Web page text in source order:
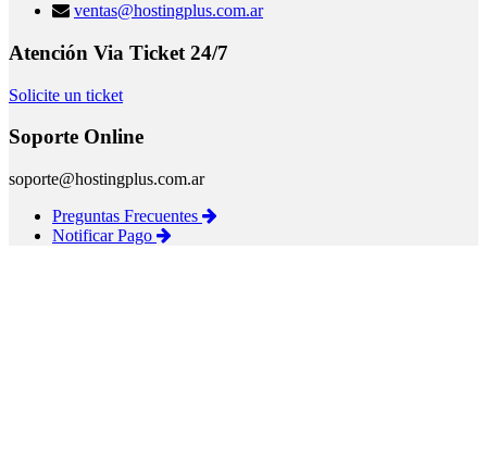
ventas@hostingplus.com.ar
Atención Via Ticket 24/7
Solicite un ticket
Soporte Online
soporte@hostingplus.com.ar
Preguntas Frecuentes
Notificar Pago